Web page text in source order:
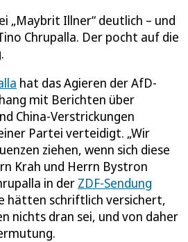
„Maybrit Illner“ deutlich – und
Chrupalla. Der pocht auf die
hat das Agieren der AfD-
mit Berichten über
China-Verstrickungen
Partei verteidigt. „Wir
ziehen, wenn sich diese
Krah und Herrn Bystron
in der ZDF-Sendung
hätten schriftlich versichert,
nichts dran sei, und von daher